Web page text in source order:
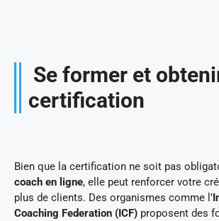
Se former et
certification
Bien que la certification ne soit pas
coach en ligne, elle peut renforcer votre
plus de clients. Des organismes comme l’
Coaching Federation (ICF) proposent des